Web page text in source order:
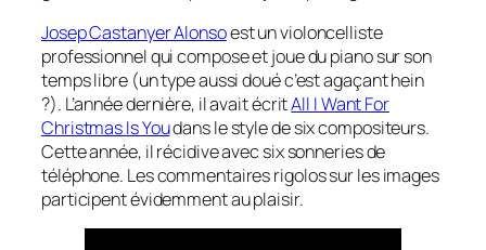
Josep Castanyer Alonsoest un violoncelliste
professionnel qui compose et joue du piano sur son
temps libre (un type aussi doué c’est agaçant hein
?). L’année dernière, il avait écritAll I Want For
Christmas Is Youdans le style de six compositeurs.
Cette année, il récidive avec six sonneries de
téléphone. Les commentaires rigolos sur les images
participent évidemment au plaisir.